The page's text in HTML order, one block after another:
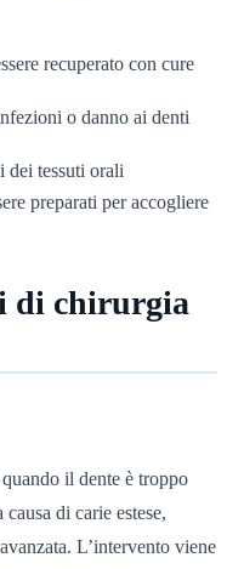
recuperato con cure
o danno ai denti
dei tessuti orali
preparati per accogliere
di chirurgia
il dente è troppo
di carie estese,
L’intervento viene